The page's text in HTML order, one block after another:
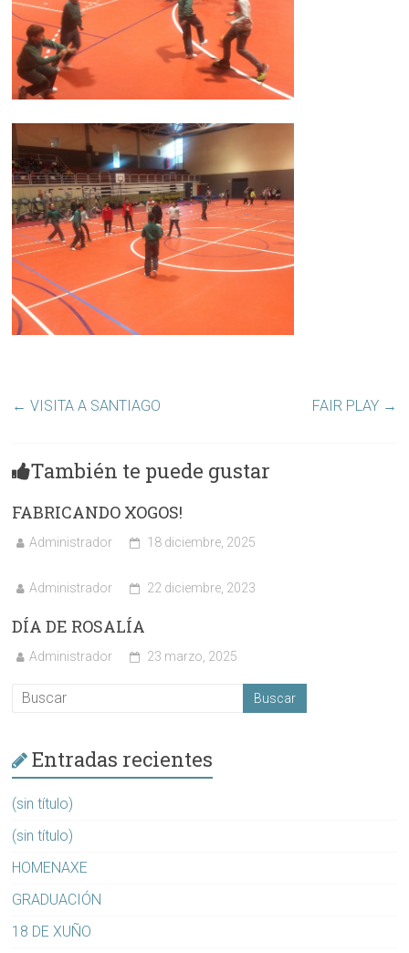
← VISITA A SANTIAGO FAIR PLAY →
También te puede gustar
FABRICANDO XOGOS!
Administrador 18 diciembre, 2025
Administrador 22 diciembre, 2023
DÍA DE ROSALÍA
Administrador 23 marzo, 2025
Entradas recientes
(sin título)
(sin título)
HOMENAXE
GRADUACIÓN
18 DE XUÑO